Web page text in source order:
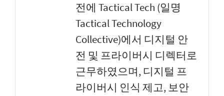
전에 Tactical Tech (일명
Tactical Technology
Collective)에서 디지털 안
전 및 프라이버시 디렉터로
근무하였으며, 디지털 프
라이버시 인식 제고, 보안